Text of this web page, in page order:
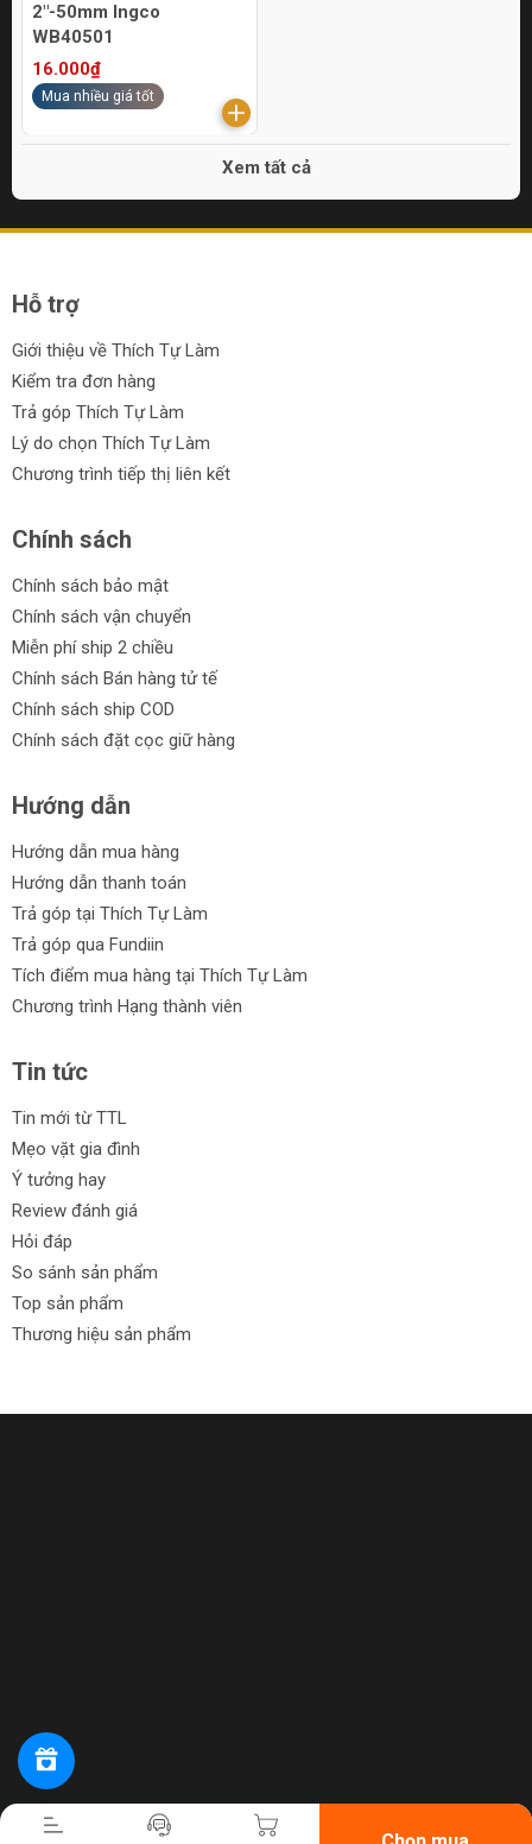
2"-50mm Ingco
WB40501
16.000₫
Mua nhiều giá tốt
Xem tất cả
Hỗ trợ
Giới thiệu về Thích Tự Làm
Kiểm tra đơn hàng
Trả góp Thích Tự Làm
Lý do chọn Thích Tự Làm
Chương trình tiếp thị liên kết
Chính sách
Chính sách bảo mật
Chính sách vận chuyển
Miễn phí ship 2 chiều
Chính sách Bán hàng tử tế
Chính sách ship COD
Chính sách đặt cọc giữ hàng
Hướng dẫn
Hướng dẫn mua hàng
Hướng dẫn thanh toán
Trả góp tại Thích Tự Làm
Trả góp qua Fundiin
Tích điểm mua hàng tại Thích Tự Làm
Chương trình Hạng thành viên
Tin tức
Tin mới từ TTL
Mẹo vặt gia đình
Ý tưởng hay
Review đánh giá
Hỏi đáp
So sánh sản phẩm
Top sản phẩm
Thương hiệu sản phẩm
Tiến hành thanh toán